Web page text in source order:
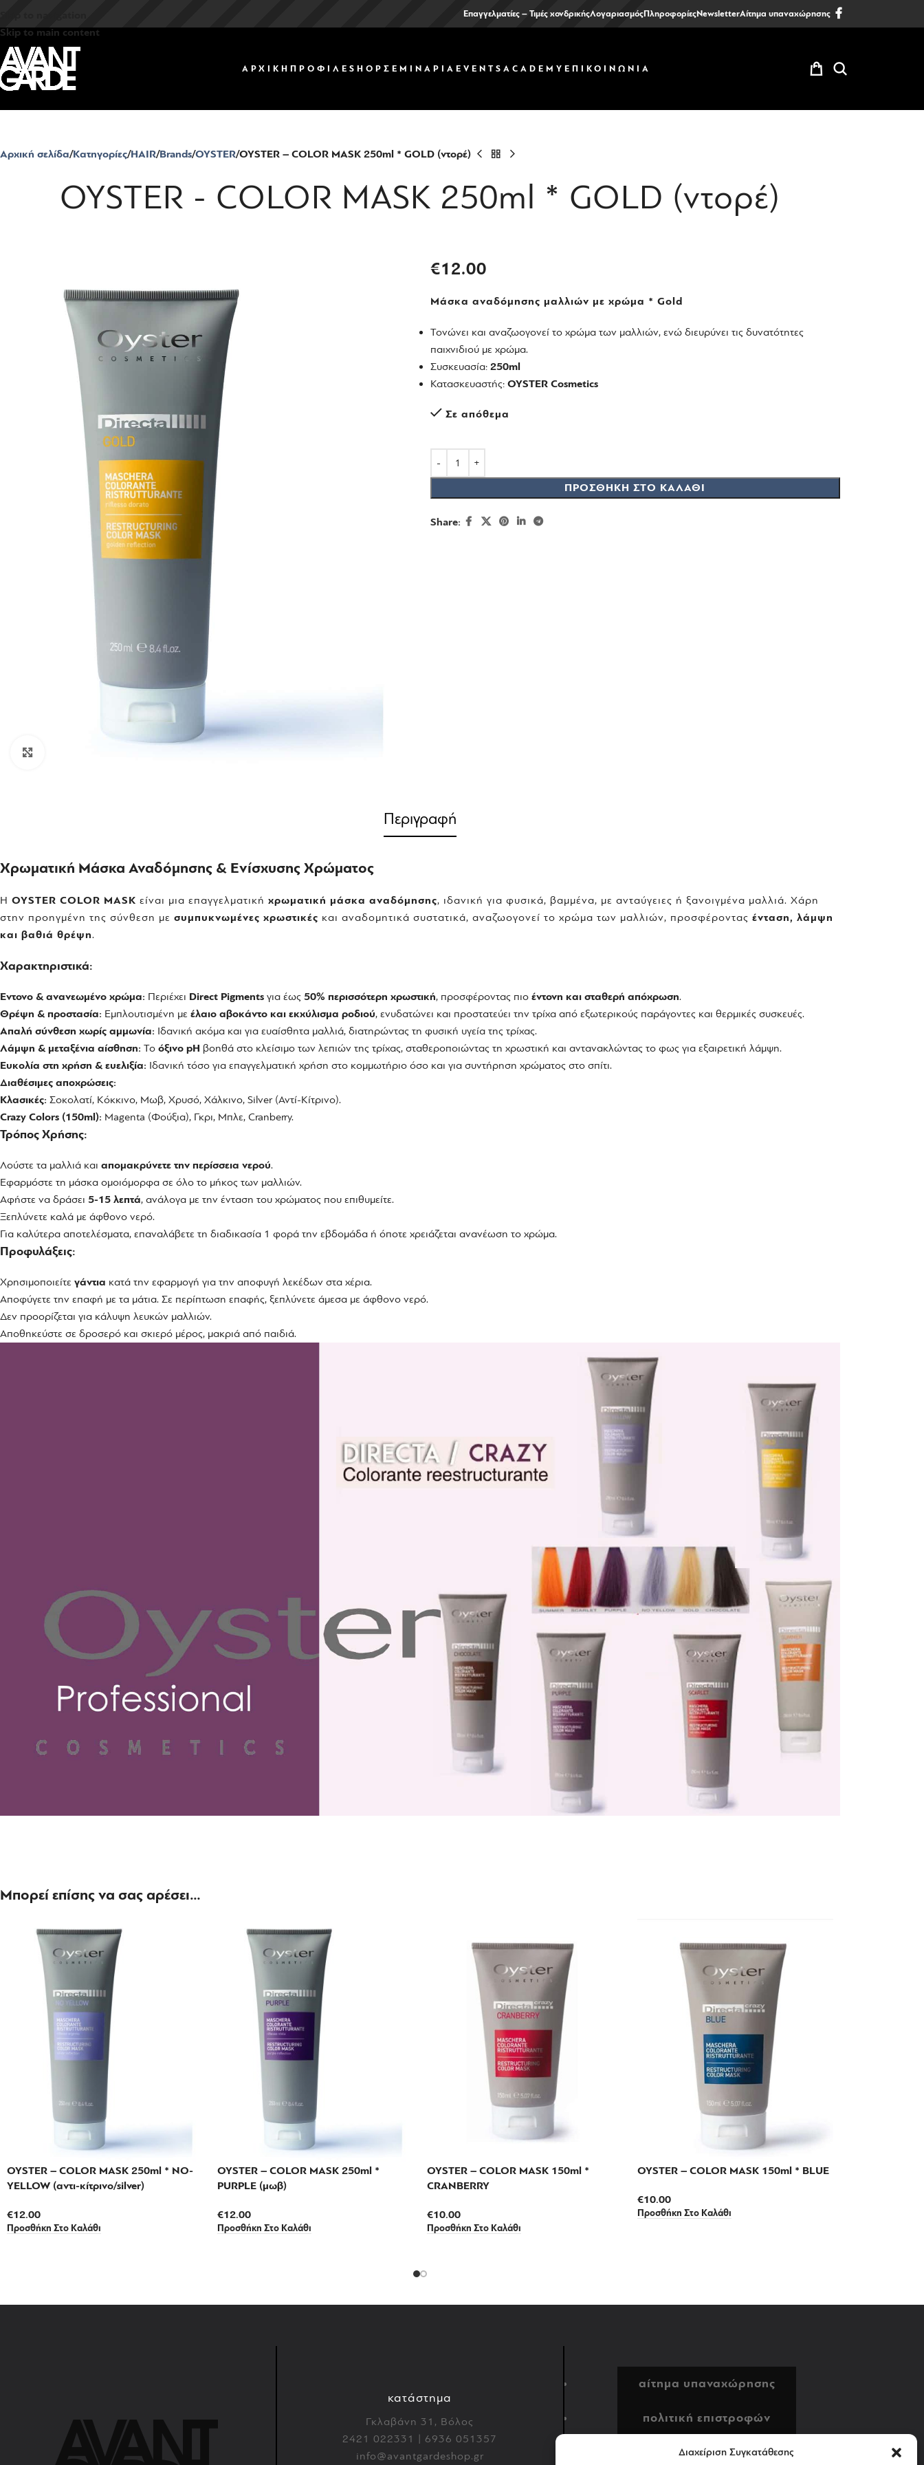
Διαχείριση Συγκατάθεσης
Skip to main content
Επαγγελματίες – Τιμές χονδρικήςΛογαριασμόςΠληροφορίεςNewsletterΑίτημα υπαναχώρησης
ΑΡΧΙΚΗ ΠΡΟΦΙΛ ΕSHOP ΣΕΜΙΝΑΡΙΑ EVENTS ACADEMY ΕΠΙΚΟΙΝΩΝΙΑ
Αρχική σελίδα Κατηγορίες HAIR Brands OYSTER OYSTER – COLOR MASK 250ml * GOLD (ντορέ)
OYSTER - COLOR MASK 250ml * GOLD (ντορέ)
€12.00
Μάσκα αναδόμησης μαλλιών με χρώμα * Gold
Τονώνει και αναζωογονεί το χρώμα των μαλλιών, ενώ διευρύνει τις δυνατότητες
παιχνιδιού με χρώμα.
Συσκευασία: 250ml
Κατασκευαστής: OYSTERCosmetics
Σε απόθεμα
ΠΡΟΣΘΉΚΗ ΣΤΟ ΚΑΛΆΘΙ
Share:
Περιγραφή
Χρωματική Μάσκα Αναδόμησης & Ενίσχυσης Χρώματος
Η OYSTER COLOR MASK είναι μια επαγγελματική χρωματική μάσκα αναδόμησης, ιδανική για φυσικά, βαμμένα, με ανταύγειες ή ξανοιγμένα μαλλιά. Χάρη
στην προηγμένη της σύνθεση με συμπυκνωμένες χρωστικές και αναδομητικά συστατικά, αναζωογονεί το χρώμα των μαλλιών, προσφέροντας ένταση, λάμψη
και βαθιά θρέψη.
Χαρακτηριστικά:
Έντονο & ανανεωμένο χρώμα: Περιέχει Direct Pigments για έως 50% περισσότερη χρωστική, προσφέροντας πιο έντονη και σταθερή απόχρωση.
Θρέψη & προστασία: Εμπλουτισμένη με έλαιο αβοκάντο και εκχύλισμα ροδιού, ενυδατώνει και προστατεύει την τρίχα από εξωτερικούς παράγοντες και θερμικές συσκευές.
Απαλή σύνθεση χωρίς αμμωνία: Ιδανική ακόμα και για ευαίσθητα μαλλιά, διατηρώντας τη φυσική υγεία της τρίχας.
Λάμψη & μεταξένια αίσθηση: Το όξινο pH βοηθά στο κλείσιμο των λεπιών της τρίχας, σταθεροποιώντας τη χρωστική και αντανακλώντας το φως για εξαιρετική λάμψη.
Ευκολία στη χρήση & ευελιξία: Ιδανική τόσο για επαγγελματική χρήση στο κομμωτήριο όσο και για συντήρηση χρώματος στο σπίτι.
Διαθέσιμες αποχρώσεις:
Κλασικές: Σοκολατί, Κόκκινο, Μωβ, Χρυσό, Χάλκινο, Silver (Αντί-Κίτρινο).
Crazy Colors (150ml): Magenta (Φούξια), Γκρι, Μπλε, Cranberry.
Τρόπος Χρήσης:
Λούστε τα μαλλιά και απομακρύνετε την περίσσεια νερού.
Εφαρμόστε τη μάσκα ομοιόμορφα σε όλο το μήκος των μαλλιών.
Αφήστε να δράσει 5-15 λεπτά, ανάλογα με την ένταση του χρώματος που επιθυμείτε.
Ξεπλύνετε καλά με άφθονο νερό.
Για καλύτερα αποτελέσματα, επαναλάβετε τη διαδικασία 1 φορά την εβδομάδα ή όποτε χρειάζεται ανανέωση το χρώμα.
Προφυλάξεις:
Χρησιμοποιείτε γάντια κατά την εφαρμογή για την αποφυγή λεκέδων στα χέρια.
Αποφύγετε την επαφή με τα μάτια. Σε περίπτωση επαφής, ξεπλύνετε άμεσα με άφθονο νερό.
Δεν προορίζεται για κάλυψη λευκών μαλλιών.
Αποθηκεύστε σε δροσερό και σκιερό μέρος, μακριά από παιδιά.
Μπορεί επίσης να σας αρέσει…
OYSTER – COLOR MASK 250ml * NO-
YELLOW (αντι-κίτρινο/silver)
€12.00
Προσθήκη Στο Καλάθι
OYSTER – COLOR MASK 250ml *
PURPLE (μωβ)
€12.00
Προσθήκη Στο Καλάθι
OYSTER – COLOR MASK 150ml *
CRANBERRY
€10.00
Προσθήκη Στο Καλάθι
OYSTER – COLOR MASK 150ml * BLUE
€10.00
Προσθήκη Στο Καλάθι
κατάστημα
Γκλαβάνη 31, Βόλος
2421 022331 | 6936 051357
info@avantgardeshop.gr
αίτημα υπαναχώρησης
πολιτική επιστροφών
αποστολή & πληρωμή